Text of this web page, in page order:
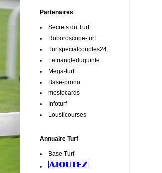
Partenaires
Secrets du Turf
Roboroscope-turf
Turfspecialcouples24
Letriangleduquinte
Mega-turf
Base-prono
mestocards
Infoturf
Lousticourses
Annuaire Turf
Base Turf